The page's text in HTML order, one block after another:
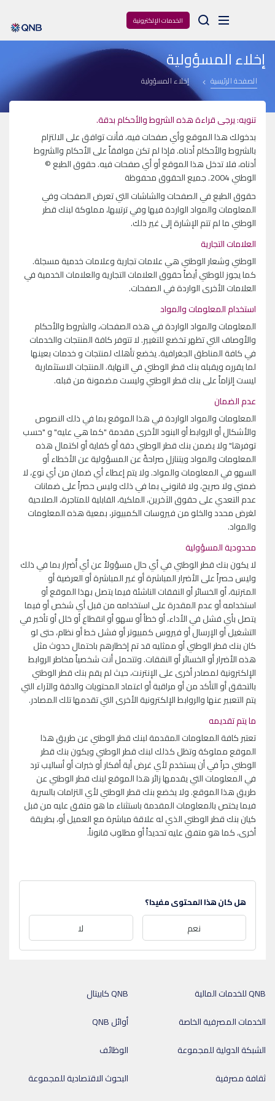
الخدمات الإلكترونية Arama
إخلاء المسؤولية
الصفحة الرئيسية إخلاء المسؤولية
تنويه: يرجى قراءة هذه الشروط والأحكام بدقة.
بدخولك هذا الموقع وأي صفحات فيه، فأنت توافق على الالتزام
بالشروط والأحكام أدناه. فإذا لم تكن موافقاً على الأحكام والشروط
أدناه، فلا تدخل هذا الموقع أو أي صفحات فيه. حقوق الطبع ©
الوطني 2004. جميع الحقوق محفوظة
حقوق الطبع في الصفحات والشاشات التي تعرض الصفحات وفي
المعلومات والمواد الواردة فيها وفي ترتيبها، مملوكة لبنك قطر
الوطني ما لم تتم الإشارة إلى غير ذلك.
العلامات التجارية
الوطني وشعار الوطني هي علامات تجارية وعلامات خدمية مسجلة.
كما يجوز للوطني أيضاً حقوق العلامات التجارية والعلامات الخدمية في
العلامات الأخرى الواردة في الصفحات.
استخدام المعلومات والمواد
المعلومات والمواد الواردة في هذه الصفحات، والشروط والأحكام
والأوصاف التي تظهر تخضع للتغيير. لا تتوفر كافة المنتجات والخدمات
في كافة المناطق الجغرافية. يخضع تأهلك لمنتجات و خدمات بعينها
لما يقرره ويقبله بنك قطر الوطني في النهاية. المنتجات الاستثمارية
ليست إلزاماً على بنك قطر الوطني وليست مضمونة من قبله.
عدم الضمان
المعلومات والمواد الواردة في هذا الموقع بما في ذلك النصوص
والأشكال أو الروابط أو البنود الأخرى مقدمة "كما هي عليه" و "حسب
توفرها" ولا يضمن بنك قطر الوطني دقة أو كفاية أو اكتمال هذه
المعلومات والمواد ويتنازل صراحةً عن المسؤولية عن الأخطاء أو
السهو في المعلومات والمواد. ولا يتم إعطاء أي ضمان من أي نوع، لا
ضمني ولا صريح، ولا قانوني بما في ذلك وليس حصراً على ضمانات
عدم التعدي على حقوق الآخرين، الملكية، القابلية للمتاجرة، الصلاحية
لغرض محدد والخلو من فيروسات الكمبيوتر، بمعية هذه المعلومات
والمواد.
محدودية المسؤولية
لا يكون بنك قطر الوطني في أي حال مسؤولاً عن أي أَضرار بما في ذلك
وليس حصراً على الأضرار المباشرة أو غير المباشرة أو العرضية أو
المترتبة، أو الخسائر أو النفقات الناشئة فيما يتصل بهذا الموقع أو
استخدامه أو عدم المقدرة على استخدامه من قبل أي شخص أو فيما
يتصل بأي فشل في الأداء، أو خطأ أو سهو أو انقطاع أو خلل أو تأخير في
التشغيل أو الإرسال أو فيروس كمبيوتر أو فشل خط أو نظام، حتى لو
كان بنك قطر الوطني أو ممثليه قد تم إخطارهم باحتمال حدوث مثل
هذه الأضرار أو الخسائر أو النفقات. وتتحمل أنت شخصياً مخاطر الروابط
الإلكترونية لمصادر أخرى على الإنترنت، حيث لم يقم بنك قطر الوطني
بالتحقق أو التأكد من أو مراقبة أو اعتماد المحتويات والدقة والآراء التي
يتم التعبير عنها والروابط الإلكترونية الأخرى التي تقدمها تلك المصادر.
ما يتم تقديمه
تعتبر كافة المعلومات المقدمة لبنك قطر الوطني عن طريق هذا
الموقع مملوكة وتظل كذلك لبنك قطر الوطني ويكون بنك قطر
الوطني حراً في أن يستخدم لأي غرض أية أفكار أو خبرات أو أساليب ترد
في المعلومات التي يقدمها زائر هذا الموقع لبنك قطر الوطني عن
طريق هذا الموقع. ولا يخضع بنك قطر الوطني لأي التزامات بالسرية
فيما يختص بالمعلومات المقدمة باستثناء ما هو متفق عليه من قبل
كيان بنك قطر الوطني الذي له علاقة مباشرة مع العميل أو، بطريقة
أخرى، كما هو متفق عليه تحديداً أو مطلوب قانوناً.
هل كان هذا المحتوى مفيدا؟
نعم لا
QNB كابيتال
QNB للخدمات المالية
أوائل QNB
الخدمات المصرفية الخاصة
الوظائف
الشبكة الدولية للمجموعة
البحوث الاقتصادية للمجموعة
ثقافة مصرفية